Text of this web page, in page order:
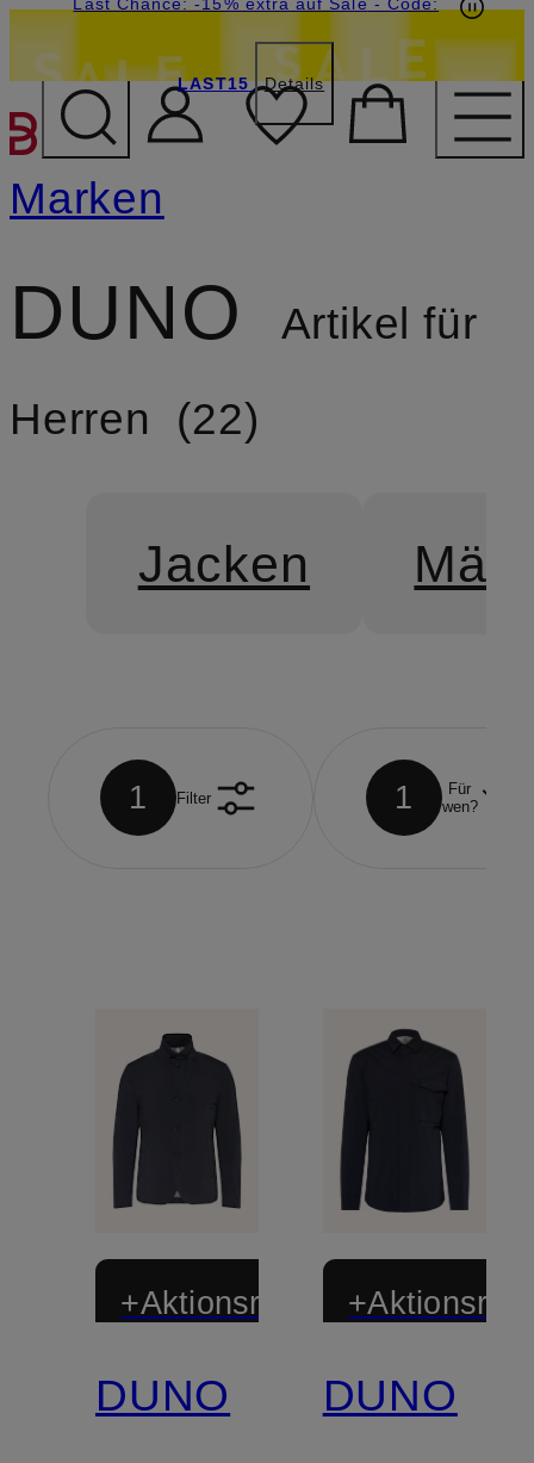
ZUM HAUPTINHALT
LAST15 Details
Marken
DUNO
Artikel für
Herren
22
Jacken
1 Filter 1
Für
wen?
+Aktionsrabatt
DUNO
DUNO